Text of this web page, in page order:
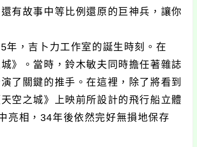
有故事中等比例還原的巨神兵，讓你
，吉卜力工作室的誕生時刻。在
》。當時，鈴木敏夫同時擔任著雜誌
了關鍵的推手。在這裡，除了將看到
空之城》上映前所設計的飛行船立體
亮相，34年後依然完好無損地保存